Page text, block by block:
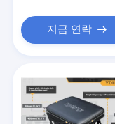
뉴스
인용 을 요청 하
유압 트렌스밋숀
지금 연락